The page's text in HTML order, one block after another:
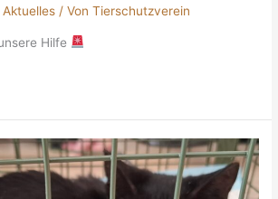
Aktuelles / VonTierschutzverein
Hilfe